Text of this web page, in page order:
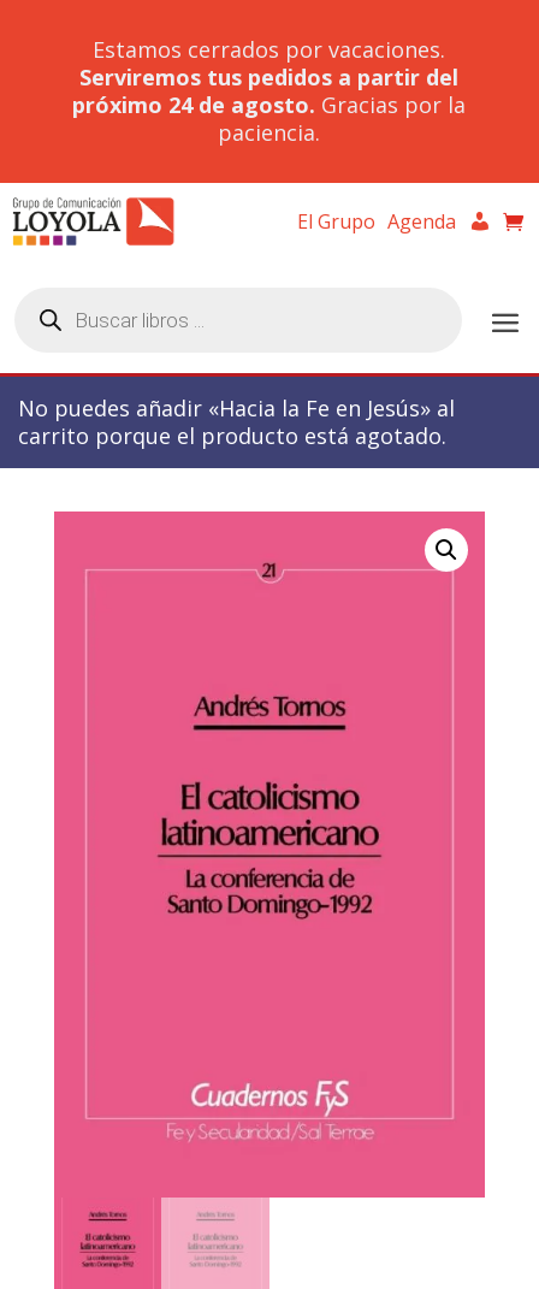
Estamos cerrados por vacaciones.
Serviremos tus pedidos a partir del
próximo 24 de agosto. Gracias por la
paciencia.
El Grupo Agenda
productos
No puedes añadir «Hacia la Fe en Jesús» al
carrito porque el producto está agotado.